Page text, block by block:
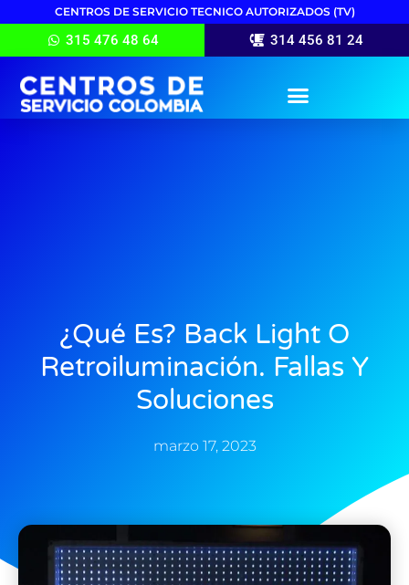
CENTROS DE SERVICIO TECNICO AUTORIZADOS (TV)
315 476 48 64 314 456 81 24
¿Qué Es? Back Light O
Retroiluminación. Fallas Y
Soluciones
marzo 17, 2023